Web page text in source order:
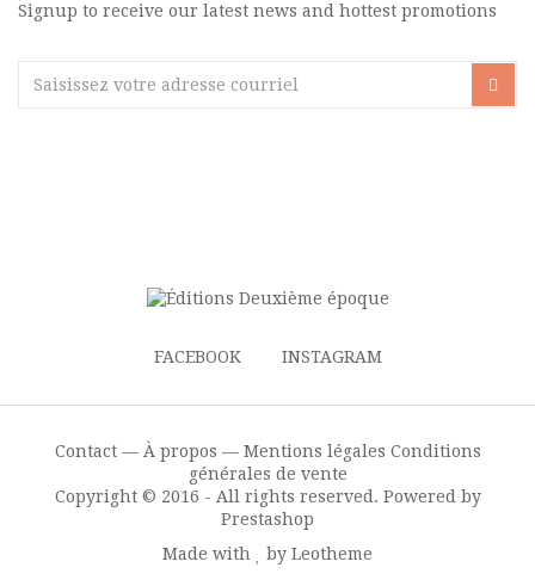
Signup to receive our latest news and hottest promotions
FACEBOOK INSTAGRAM
Contact — À propos — Mentions légales Conditions
générales de vente
Copyright © 2016 - All rights reserved. Powered by
Prestashop
Made with
by Leotheme